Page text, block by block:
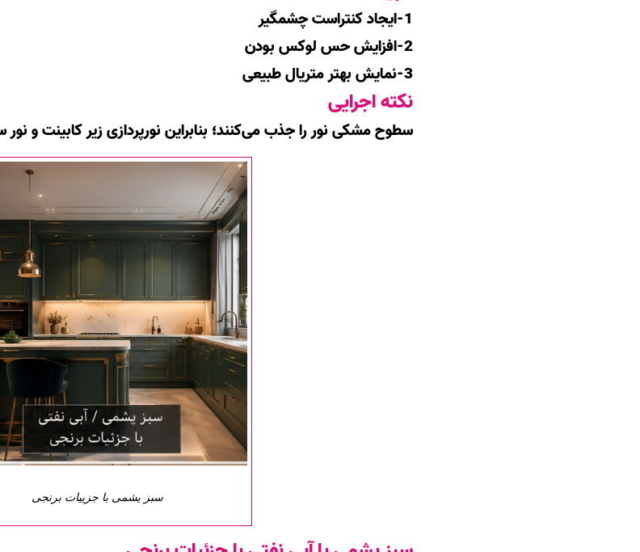
1-ایجاد کنتراست چشمگیر
2-افزایش حس لوکس بودن
3-نمایش بهتر متریال طبیعی
نکته اجرایی
سطوح مشکی نور را جذب می‌کنند؛ بنابراین نورپردازی زیر کابینت و
سبز یشمی با جزییات برنجی